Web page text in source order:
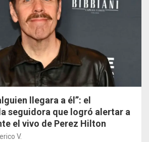
llegara a él”: el
seguidora que logró alertar a
el vivo de Perez Hilton
V.